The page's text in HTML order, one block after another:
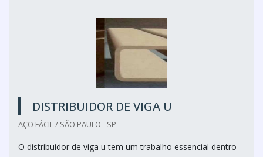
DISTRIBUIDOR DE VIGA U
AÇO FÁCIL / SÃO PAULO - SP
O distribuidor de viga u tem um trabalho essencial dentro